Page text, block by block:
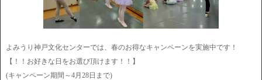
よみうり神戸文化センターでは、春のお得なキャンペーンを実施中です！
【！！お好きな日をお選び頂けます！！】
(キャンペーン期間～4月28日まで)